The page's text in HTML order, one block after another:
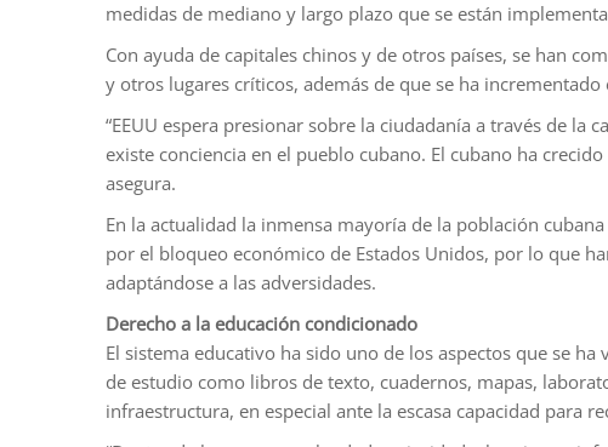
medidas de mediano y largo plazo que se están
Con ayuda de capitales chinos y de otros países, se han
y otros lugares críticos, además de que se ha
“EEUU espera presionar sobre la ciudadanía a través de la
existe conciencia en el pueblo cubano. El cubano ha
asegura.
En la actualidad la inmensa mayoría de la población
por el bloqueo económico de Estados Unidos, por lo que
adaptándose a las adversidades.
Derecho a la educación condicionado
El sistema educativo ha sido uno de los aspectos que se
de estudio como libros de texto, cuadernos, mapas,
infraestructura, en especial ante la escasa capacidad para